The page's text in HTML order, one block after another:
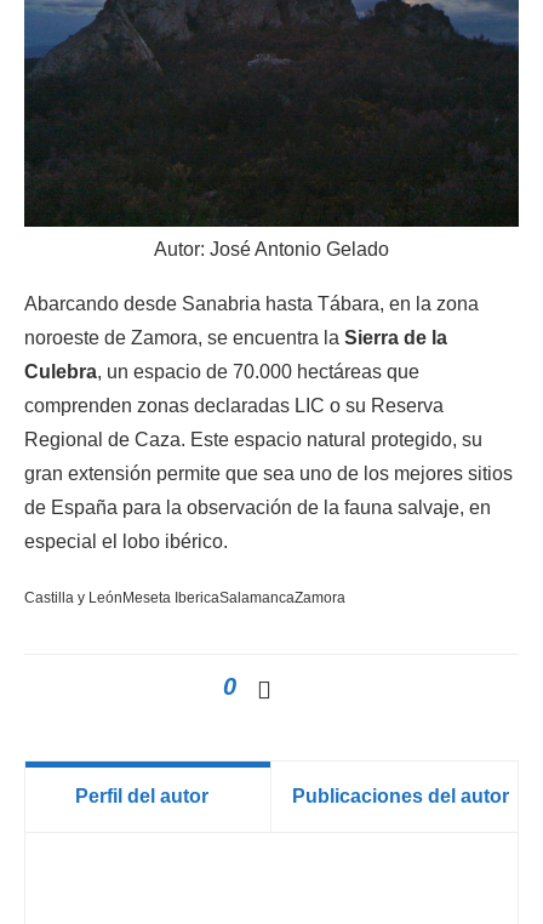
Autor: José Antonio Gelado
Abarcando desde Sanabria hasta Tábara, en la zona
noroeste de Zamora, se encuentra la Sierra de la
Culebra, un espacio de 70.000 hectáreas que
comprenden zonas declaradas LIC o su Reserva
Regional de Caza. Este espacio natural protegido, su
gran extensión permite que sea uno de los mejores sitios
de España para la observación de la fauna salvaje, en
especial el lobo ibérico.
Castilla y LeónMeseta IbericaSalamancaZamora
0
Perfil del autor Publicaciones del autor